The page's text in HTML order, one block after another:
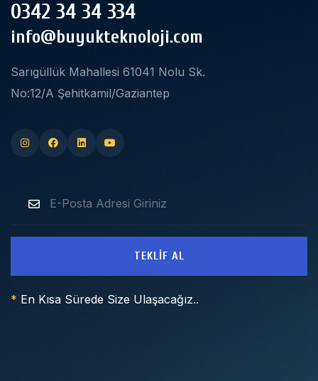
0342 34 34 334
info@buyukteknoloji.com
Sarıgüllük Mahallesi 61041 Nolu Sk.
No:12/A Şehitkamil/Gaziantep
TEKLIF AL
* En Kısa Sürede Size Ulaşacağız..